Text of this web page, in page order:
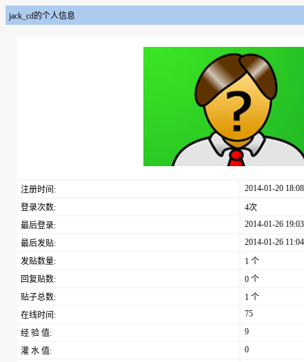
jack_cd的个人信息
注册时间:
2014-01-20 18:08
登录次数:
4次
最后登录:
2014-01-26
最后发贴:
2014-01-26
发贴数量:
1 个
回复贴数:
0 个
贴子总数:
1 个
在线时间:
75
经 验 值:
9
灌 水 值:
0